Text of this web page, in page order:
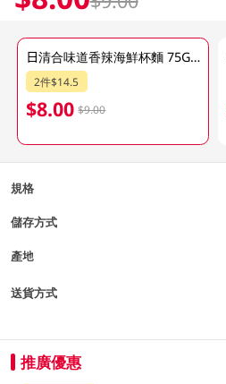
日清合味道香辣海鮮杯麵 75GM
2件$14.5
$8.00 $9.00
規格
儲存方式
產地
送貨方式
推廣優惠